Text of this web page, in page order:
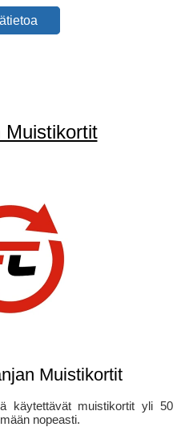
Muistikortit
Muistikortit
käytettävät muistikortit yli 50
nopeasti.